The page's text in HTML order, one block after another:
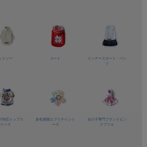
トソー コート
インナースカート・パン
ツ
対応トップス
リーズ
多色展開 エブリデイシリ
ーズ
女の子専門ブランド ピン
クプリエ